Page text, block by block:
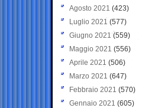
Agosto 2021 (423)
Luglio 2021 (577)
Giugno 2021(559)
Maggio 2021 (556)
Aprile 2021 (506)
Marzo 2021 (647)
Febbraio 2021 (570)
Gennaio 2021 (605)